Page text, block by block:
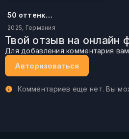
50 оттенков бестселлера
2025, Германия
Твой отзыв на онлайн
Для добавления комментария
Авторизоваться
Комментариев еще нет. Вы